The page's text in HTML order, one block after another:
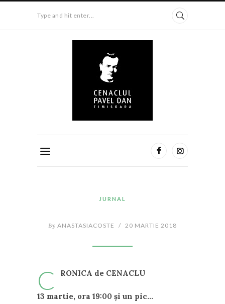
Type and hit enter...
JURNAL
By ANASTASIACOSTE / 20 MARTIE 2018
C RONICA de CENACLU
13 martie, ora 19:00 și un pic…